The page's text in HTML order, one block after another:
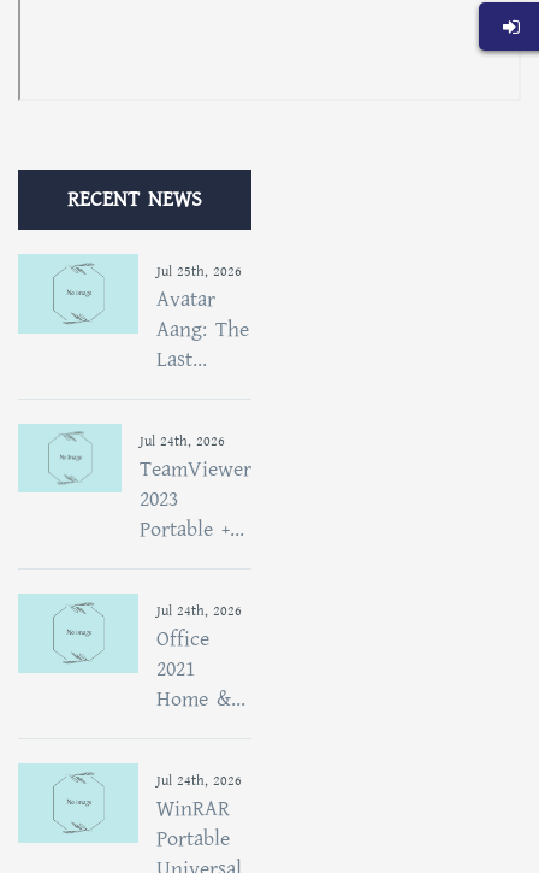
RECENT NEWS
Jul 25th, 2026
Avatar
Aang: The
Last...
Jul 24th, 2026
TeamViewer
2023
Portable +...
Jul 24th, 2026
Office
2021
Home &...
Jul 24th, 2026
WinRAR
Portable